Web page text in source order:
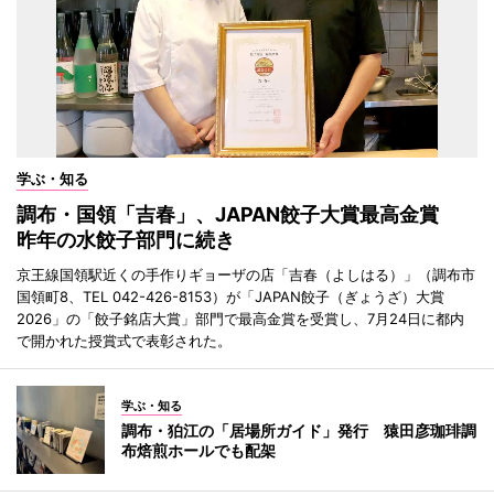
学ぶ・知る
調布・国領「吉春」、JAPAN餃子大賞最高金賞
昨年の水餃子部門に続き
京王線国領駅近くの手作りギョーザの店「吉春（よしはる）」（調布市
国領町8、TEL 042-426-8153）が「JAPAN餃子（ぎょうざ）大賞
2026」の「餃子銘店大賞」部門で最高金賞を受賞し、7月24日に都内
で開かれた授賞式で表彰された。
学ぶ・知る
調布・狛江の「居場所ガイド」発行 猿田彦珈琲調
布焙煎ホールでも配架